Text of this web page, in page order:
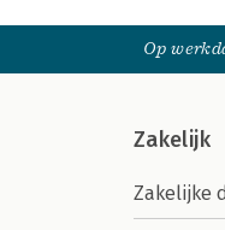
Op
Zakelijk
Zakelijke